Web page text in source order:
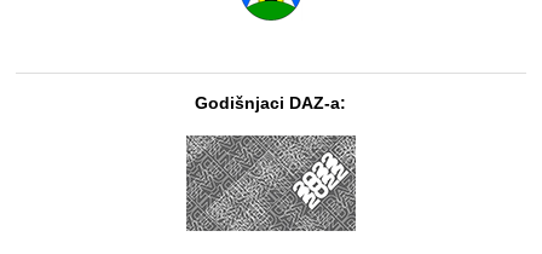
Godišnjaci DAZ-a: